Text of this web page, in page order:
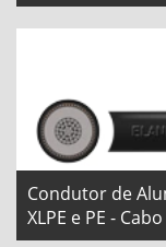
Condutor de
XLPE e PE -